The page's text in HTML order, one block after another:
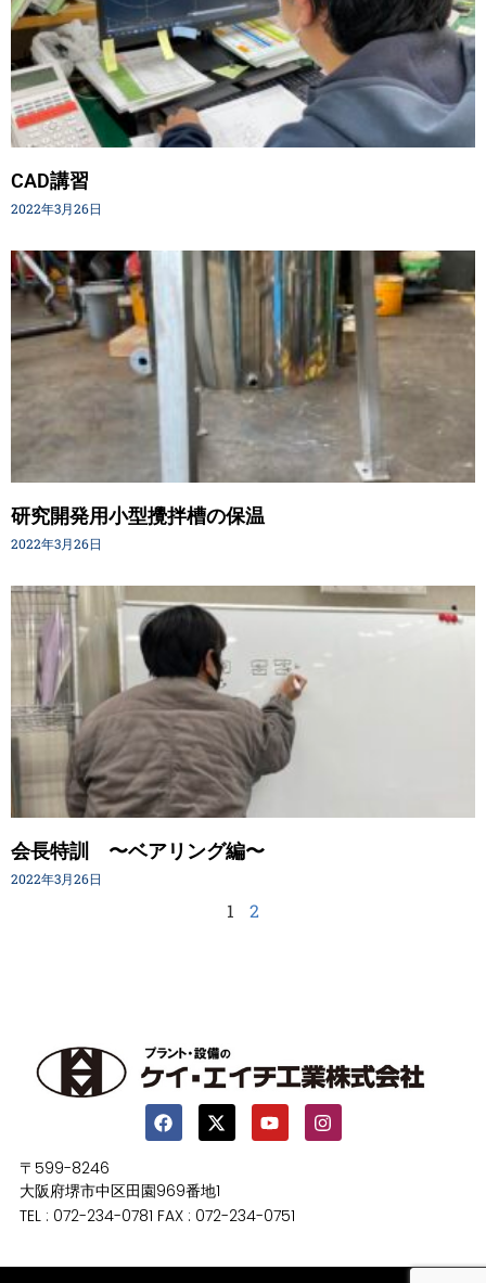
CAD講習
2022年3月26日
研究開発用小型攪拌槽の保温
2022年3月26日
会長特訓 〜ベアリング編〜
2022年3月26日
1 2
〒599-8246
大阪府堺市中区田園969番地1
TEL : 072-234-0781 FAX : 072-234-0751